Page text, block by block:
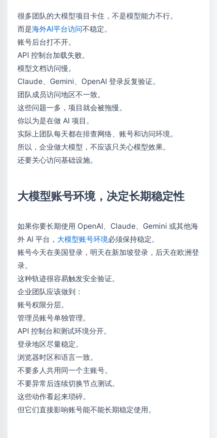
很多团队的大模型项目卡住，不是模型能力不行。
而是海外AI平台访问不稳定。
账号后台打不开。
API 控制台加载失败。
模型文档访问慢。
Claude、Gemini、OpenAI 登录反复验证。
团队成员访问地区不一致。
这些问题一多，项目就会被拖慢。
你以为是在做 AI 项目。
实际上团队每天都在排查网络、账号和访问环境。
所以，企业做大模型，不应该只关心模型效果。
还要关心访问基础设施。
大模型账号环境，决定长期稳定性
如果你要长期使用 OpenAI、Claude、Gemini 或其他海
外 AI 平台， 大模型账号环境必须保持稳定。
账号今天在美国登录，明天在新加坡登录，后天在欧洲登
录。
这种轨迹很容易触发安全验证。
企业团队应该做到：
账号权限分层。
管理员账号单独管理。
API 控制台和测试环境分开。
登录地区尽量稳定。
浏览器时区和语言一致。
不要多人共用同一个主账号。
不要异常后连续切换节点测试。
这些动作看起来琐碎。
但它们直接影响账号能不能长期稳定使用。